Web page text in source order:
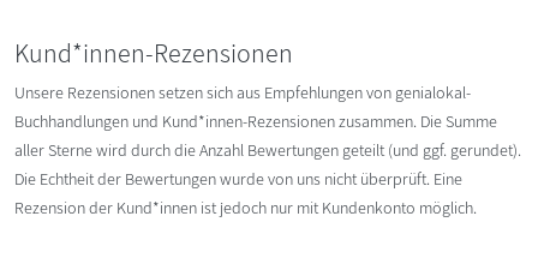
Kund*innen-Rezensionen
Unsere Rezensionen setzen sich aus Empfehlungen von genialokal-
Buchhandlungen und Kund*innen-Rezensionen zusammen. Die Summe
aller Sterne wird durch die Anzahl Bewertungen geteilt (und ggf. gerundet).
Die Echtheit der Bewertungen wurde von uns nicht überprüft. Eine
Rezension der Kund*innen ist jedoch nur mit Kundenkonto möglich.